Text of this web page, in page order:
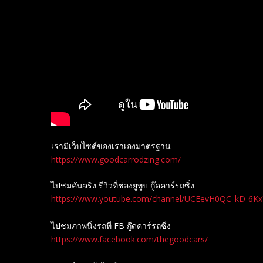
เรามีเว็บไซต์ของเราเองมาตรฐาน
https://www.goodcarrodzing.com/
ไปชมคันจริง รีวิวที่ช่องยู​ทูบ​ กู๊ดคาร์รถซิ่ง
https://www.youtube.com/channel/UCEevH0QC_kD-
ไปชมภาพนิ่งรถที่ FB กู๊ดคาร์รถซิ่ง
https://www.facebook.com/thegoodcars/